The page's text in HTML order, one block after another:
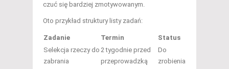
czuć się bardziej zmotywowanym.
Oto przykład struktury listy zadań:
Zadanie Termin
Status
Selekcja rzeczy do
zabrania
2 tygodnie przed
przeprowadzką
Do
zrobienia